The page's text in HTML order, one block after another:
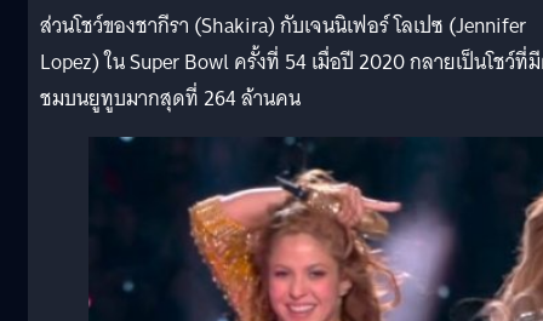
ส่วนโชว์ของชากีรา (Shakira) กับเจนนิเฟอร์ โลเปซ (Jennifer
Lopez) ใน Super Bowl ครั้งที่ 54 เมื่อปี 2020 กลายเป็นโชว์ที่
ชมบนยูทูบมากสุดที่ 264 ล้านคน